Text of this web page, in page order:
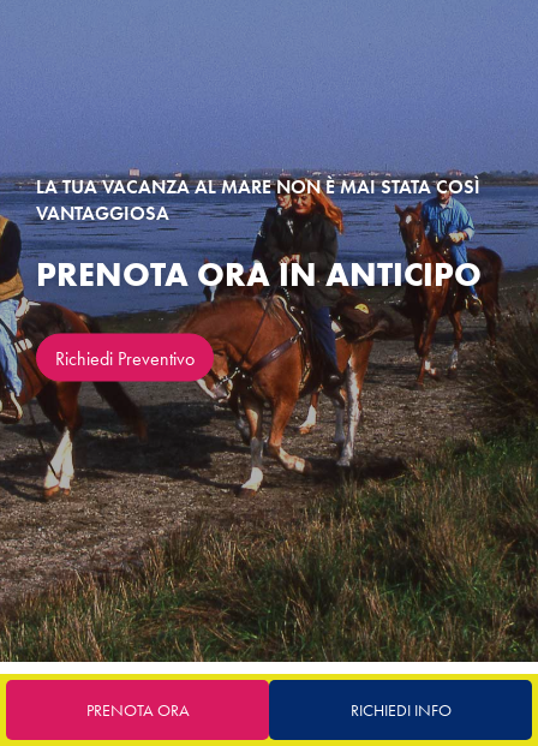
PRENOTA ORA RICHIEDI INFO
PRENOTA ORA IN ANTICIPO
LA TUA VACANZA AL MARE NON È MAI STATA COSÌ
VANTAGGIOSA
Richiedi Preventivo